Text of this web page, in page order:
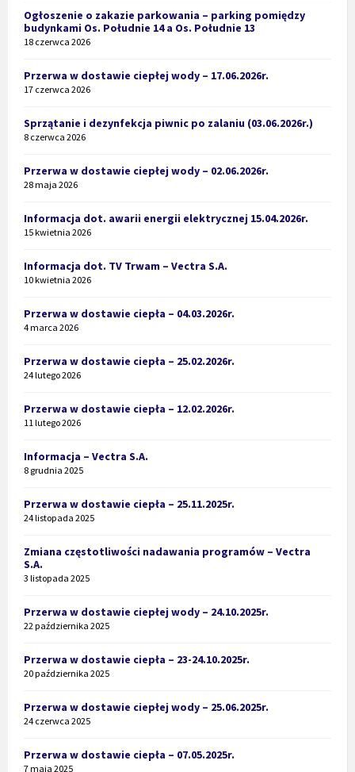
Ogłoszenie o zakazie parkowania – parking pomiędzy
budynkami Os. Południe 14 a Os. Południe 13
18 czerwca 2026
Przerwa w dostawie ciepłej wody – 17.06.2026r.
17 czerwca 2026
Sprzątanie i dezynfekcja piwnic po zalaniu (03.06.2026r.)
8 czerwca 2026
Przerwa w dostawie ciepłej wody – 02.06.2026r.
28 maja 2026
Informacja dot. awarii energii elektrycznej 15.04.2026r.
15 kwietnia 2026
Informacja dot. TV Trwam – Vectra S.A.
10 kwietnia 2026
Przerwa w dostawie ciepła – 04.03.2026r.
4 marca 2026
Przerwa w dostawie ciepła – 25.02.2026r.
24 lutego 2026
Przerwa w dostawie ciepła – 12.02.2026r.
11 lutego 2026
Informacja – Vectra S.A.
8 grudnia 2025
Przerwa w dostawie ciepła – 25.11.2025r.
24 listopada 2025
Zmiana częstotliwości nadawania programów – Vectra
S.A.
3 listopada 2025
Przerwa w dostawie ciepłej wody – 24.10.2025r.
22 października 2025
Przerwa w dostawie ciepła – 23-24.10.2025r.
20 października 2025
Przerwa w dostawie ciepłej wody – 25.06.2025r.
24 czerwca 2025
Przerwa w dostawie ciepła – 07.05.2025r.
7 maja 2025